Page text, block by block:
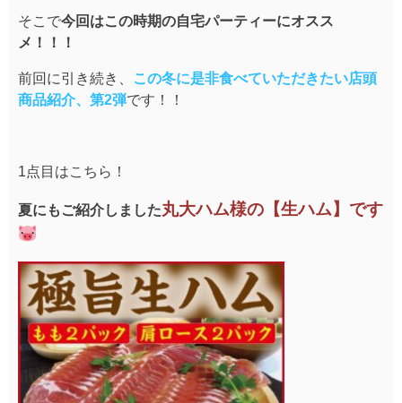
そこで今回はこの時期の自宅パーティーにオスス
メ！！！
前回に引き続き、
この冬に是非食べていただきたい店頭
商品紹介、第2弾です！！
1点目はこちら！
夏にもご紹介しました丸大ハム様の【生ハム】です